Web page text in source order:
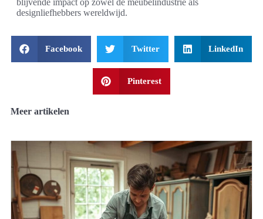
designliefhebbers wereldwijd.
Facebook Twitter LinkedIn
Pinterest
Meer artikelen